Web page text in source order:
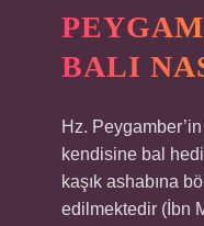
BALI
Hz.
kendisine bal
kaşık ashabına
edilmektedir (İbn